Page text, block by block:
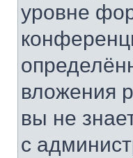
уровне
вложения
вы не
с